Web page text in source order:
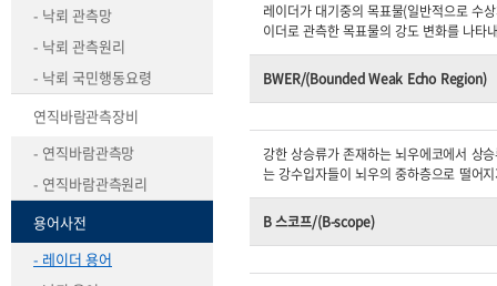
- 낙뢰 관측망
- 낙뢰 관측원리
- 낙뢰 국민행동요령
연직바람관측장비
- 연직바람관측망
- 연직바람관측원리
용어사전
- 레이더 용어
레이더가 대기중의 목표물(일반적으로 수
이더로 관측한 목표물의 강도 변화를 나타
BWER/(Bounded Weak Echo Region)
강한 상승류가 존재하는 뇌우에코에서 상
는 강수입자들이 뇌우의 중하층으로 떨어
B 스코프/(B-scope)